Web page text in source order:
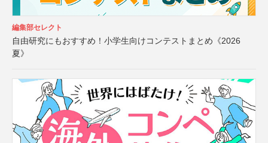
編集部セレクト
自由研究にもおすすめ！小学生向けコンテストまとめ《2026
夏》